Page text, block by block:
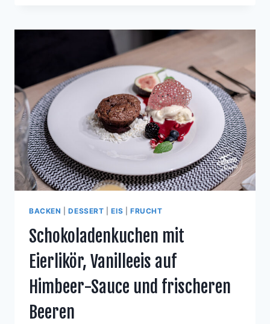
SAUCE
GERÖSTETEM
SPARGEL
OFENSALZKARTOFFEL
BACKEN |DESSERT |EIS FRUCHT
Schokoladenkuchen mit
Eierlikör, Vanilleeis auf
Himbeer-Sauce und frischeren
Beeren